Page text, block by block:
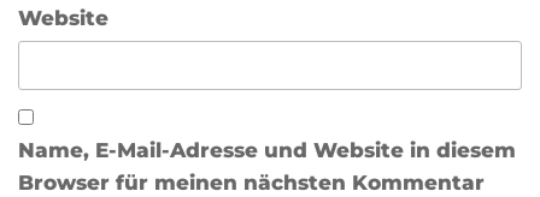
Website
Name, E-Mail-Adresse und Website in diesem
Browser für meinen nächsten Kommentar